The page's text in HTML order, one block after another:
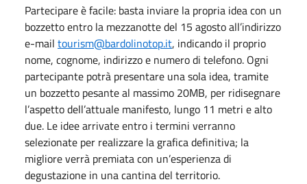
Partecipare è facile: basta inviare la propria idea con un
bozzetto entro la mezzanotte del 15 agosto all’indirizzo
e-mail tourism@bardolinotop.it, indicando il proprio
nome, cognome, indirizzo e numero di telefono. Ogni
partecipante potrà presentare una sola idea, tramite
un bozzetto pesante al massimo 20MB, per ridisegnare
l’aspetto dell’attuale manifesto, lungo 11 metri e alto
due. Le idee arrivate entro i termini verranno
selezionate per realizzare la grafica definitiva; la
migliore verrà premiata con un’esperienza di
degustazione in una cantina del territorio.